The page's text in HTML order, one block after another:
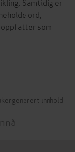
Samtidig er
ord,
oppfatter som
innhold